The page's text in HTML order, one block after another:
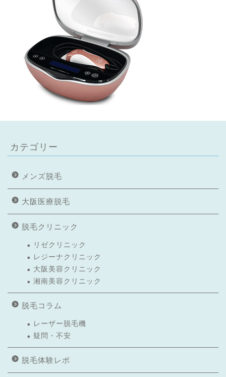
カテゴリー
メンズ脱毛
大阪医療脱毛
脱毛クリニック
リゼクリニック
レジーナクリニック
大阪美容クリニック
湘南美容クリニック
脱毛コラム
レーザー脱毛機
疑問・不安
脱毛体験レポ